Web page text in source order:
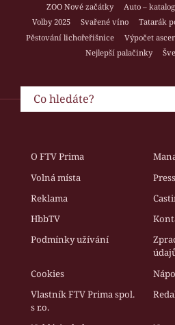
ZOO Nové začátky
Auto – katalog
Volby 2025
Svařené víno Tatarák
Pěstování lichořeřišnice
Výpočet
Nejlepší palačinky
O FTV Prima
Volná místa
Press
Reklama
HbbTV
Podmínky užívání
Cookies
Vlastník FTV Prima spol.
s r.o.